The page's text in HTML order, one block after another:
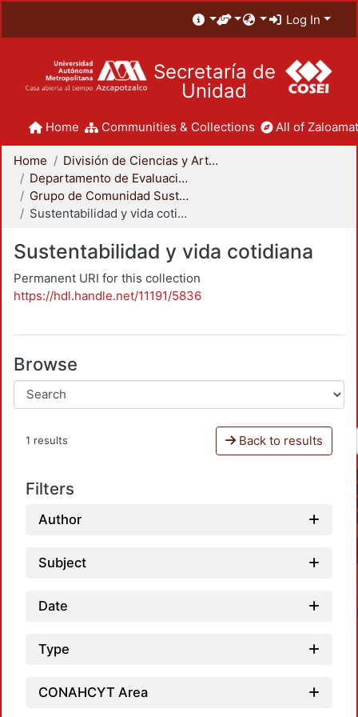
Log In
Secretaría de
Unidad
Home Communities & Collections All of
Home
División de Ciencias y Artes para el Diseño
Departamento de Evaluación del Diseño en el Tiempo
Grupo de Comunidad Sustentable
Sustentabilidad y vida cotidiana
Sustentabilidad y vida cotidiana
Permanent URI for this collection
https://hdl.handle.net/11191/5836
Browse
1 results Back to results
Filters
Author
Subject
Date
Type
CONAHCYT Area